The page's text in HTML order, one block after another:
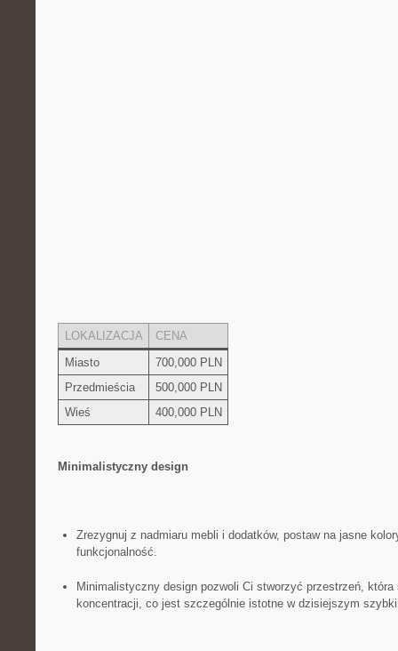
LOKALIZACJA
CENA
Miasto
700,000 PLN
Przedmieścia
500,000 PLN
Wieś
400,000 ⁢PLN
Minimalistyczny design
Zrezygnuj z nadmiaru mebli ​i⁤ dodatków, postaw na jasne
funkcjonalność.
Minimalistyczny‍ design‍ pozwoli Ci stworzyć przestrzeń, która
koncentracji, co jest szczególnie istotne w⁢ dzisiejszym